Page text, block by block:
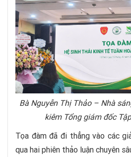
Bà Nguyễn Thị Thảo – Nhà
kiêm Tổng giám đốc
Tọa đàm đã đi thẳng vào các
qua hai phiên thảo luận chuyên